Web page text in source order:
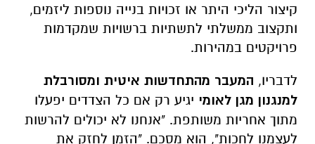
קיצור הליכי היתר או זכויות בנייה נוספות ליזמים,
ותקצוב ממשלתי לתשתיות ברשויות שמקדמות
פרויקטים במהירות.
לדבריו, המעבר מהתחדשות איטית ומסורבלת
למנגנון מגן לאומי יגיע רק אם כל הצדדים יפעלו
מתוך אחריות משותפת. "אנחנו לא יכולים להרשות
לעצמנו לחכות", הוא מסכם. "הזמן לחזק את